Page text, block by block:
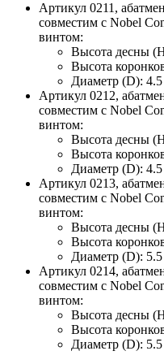
Артикул 0211,
совместим с Nobel
винтом:
Высота десны
Высота
Диаметр (D):
Артикул 0212,
совместим с Nobel
винтом:
Высота десны
Высота
Диаметр (D):
Артикул 0213,
совместим с Nobel
винтом:
Высота десны
Высота
Диаметр (D):
Артикул 0214,
совместим с Nobel
винтом:
Высота десны
Высота
Диаметр (D):